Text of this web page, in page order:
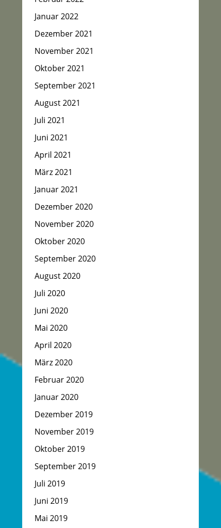
Januar 2022
Dezember 2021
November 2021
Oktober 2021
September 2021
August 2021
Juli 2021
Juni 2021
April 2021
März 2021
Januar 2021
Dezember 2020
November 2020
Oktober 2020
September 2020
August 2020
Juli 2020
Juni 2020
Mai 2020
April 2020
März 2020
Februar 2020
Januar 2020
Dezember 2019
November 2019
Oktober 2019
September 2019
Juli 2019
Juni 2019
Mai 2019